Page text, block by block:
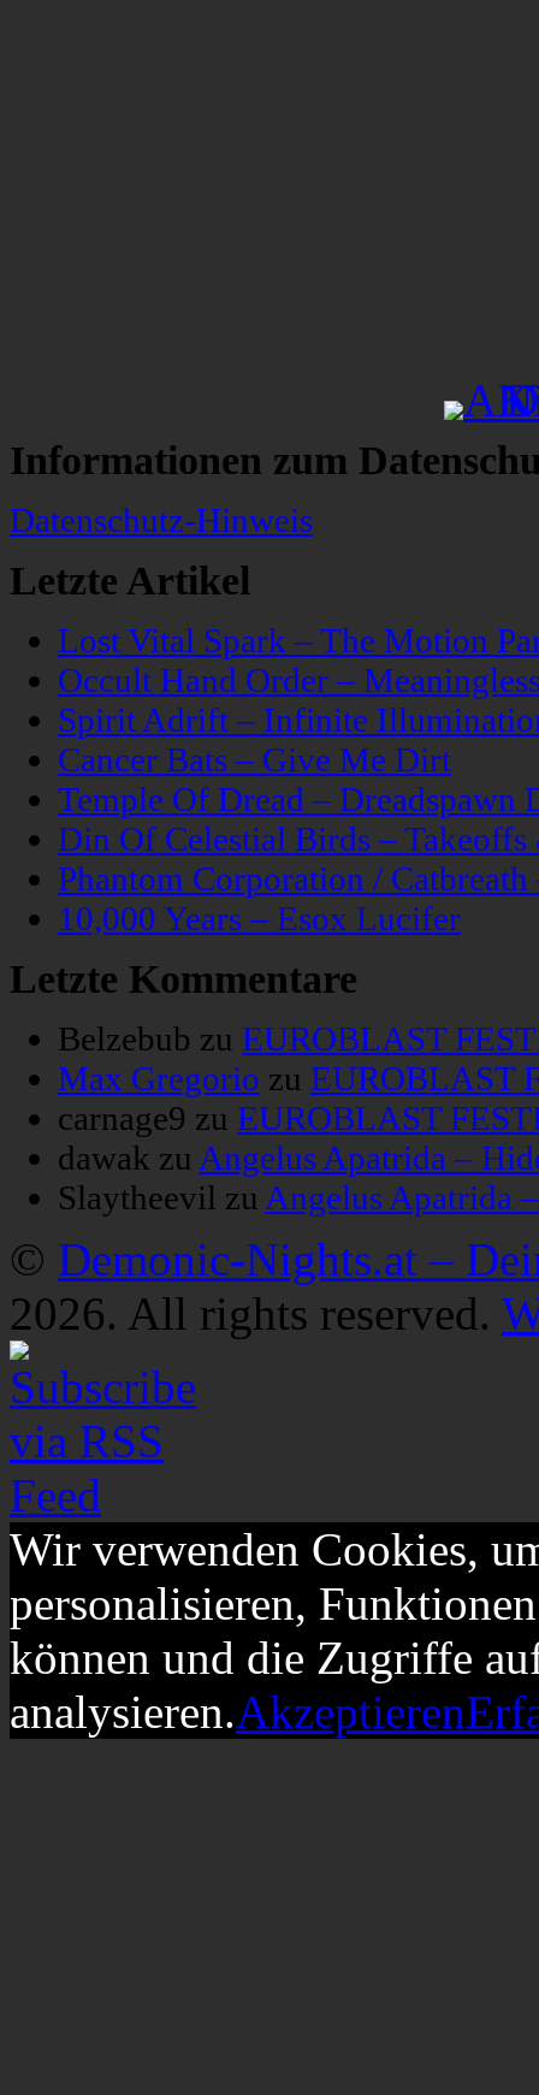
Informationen zum
Datenschutz-Hinweis
Letzte Artikel
Lost Vital Spark – The Motion
Occult Hand Order –
Spirit Adrift – Infinite
Cancer Bats – Give Me Dirt
Temple Of Dread – Dreadspawn
Din Of Celestial Birds –
Phantom Corporation /
10,000 Years – Esox Lucifer
Letzte Kommentare
Belzebub zu EUROBLAST
Max Gregorio zu EUROBLAST
carnage9 zu EUROBLAST
dawak zu Angelus Apatrida –
Slaytheevil zu Angelus Apatrida
© Demonic-Nights.at –
2026. All rights reserved.
Wir verwenden Cookies,
personalisieren,
können und die Zugriffe
analysieren.Akzeptieren